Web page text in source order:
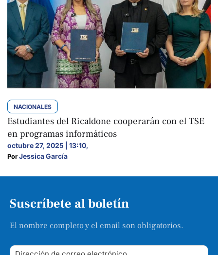
NACIONALES
Estudiantes del Ricaldone cooperarán con el TSE
en programas informáticos
octubre 27, 2025 | 13:10,
Por Jessica García
Suscríbete al boletín
El nombre completo y el email son obligatorios.